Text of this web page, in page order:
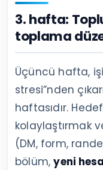
3. hafta:
toplama
Üçüncü hafta,
stresi”nden
haftasıdır.
kolaylaştırmak
(DM, form,
bölüm,yeni